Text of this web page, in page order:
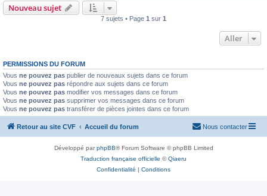
Nouveau sujet
7 sujets • Page 1 sur 1
Aller
PERMISSIONS DU FORUM
Vous ne pouvez pas publier de nouveaux sujets dans ce forum
Vous ne pouvez pas répondre aux sujets dans ce forum
Vous ne pouvez pas modifier vos messages dans ce forum
Vous ne pouvez pas supprimer vos messages dans ce forum
Vous ne pouvez pas transférer de pièces jointes dans ce forum
Retour au site CVF Accueil du forum Nous contacter
Développé parphpBB® Forum Software © phpBB Limited
Traduction française officielle ©Qiaeru
Confidentialité | Conditions